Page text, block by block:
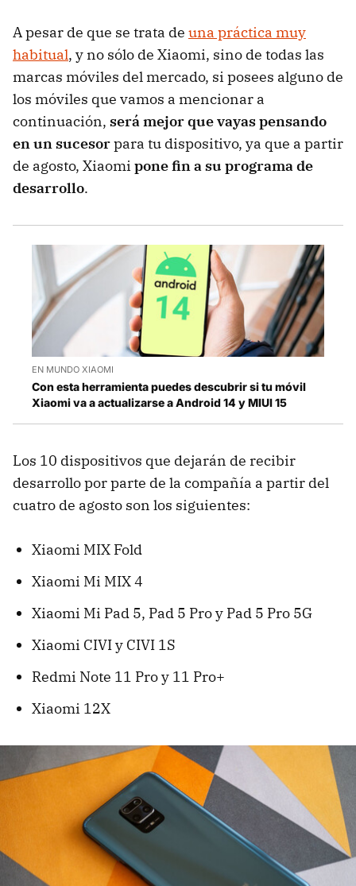
A pesar de que se trata de una práctica muy
habitual, y no sólo de Xiaomi, sino de todas las
marcas móviles del mercado, si posees alguno de
los móviles que vamos a mencionar a
continuación, será mejor que vayas pensando
en un sucesorpara tu dispositivo, ya que a partir
de agosto, Xiaomi pone fin a su programa de
desarrollo.
EN MUNDO XIAOMI
Con esta herramienta puedes descubrir si tu móvil
Xiaomi va a actualizarse a Android 14 y MIUI 15
Los 10 dispositivos que dejarán de recibir
desarrollo por parte de la compañía a partir del
cuatro de agosto son los siguientes:
Xiaomi MIX Fold
Xiaomi Mi MIX 4
Xiaomi Mi Pad 5, Pad 5 Pro y Pad 5 Pro 5G
Xiaomi CIVI y CIVI 1S
Redmi Note 11 Pro y 11 Pro+
Xiaomi 12X